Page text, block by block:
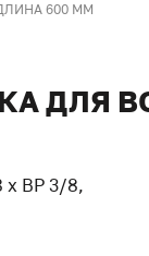
600 ММ
ДЛЯ